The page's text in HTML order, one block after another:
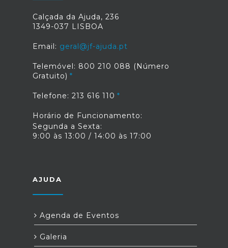
Calçada da Ajuda, 236
1349-037 LISBOA
Email: geral@jf-ajuda.pt
Telemóvel: 800 210 088 (Número
Gratuito)
Telefone: 213 616 110
Horário de Funcionamento:
Segunda a Sexta:
9:00 às 13:00 / 14:00 às 17:00
AJUDA
Agenda de Eventos
Galeria